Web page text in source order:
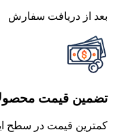
بعد از دریافت سفارش
تضمین قیمت
کمترین قیمت در سطح